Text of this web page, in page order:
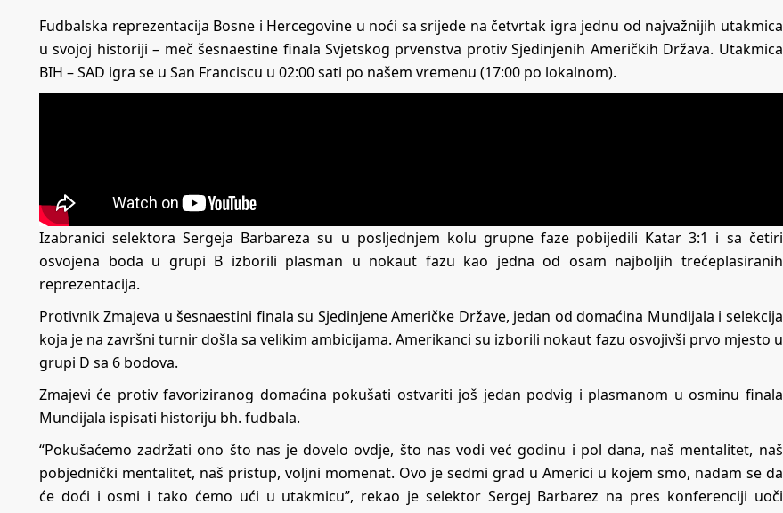
Fudbalska reprezentacija Bosne i Hercegovine u noći sa srijede na četvrtak igra jednu od najvažnijih utakmica
u svojoj historiji – meč šesnaestine finala Svjetskog prvenstva protiv Sjedinjenih Američkih Država. Utakmica
BIH – SAD igra se u San Franciscu u 02:00 sati po našem vremenu (17:00 po lokalnom).
Izabranici selektora Sergeja Barbareza su u posljednjem kolu grupne faze pobijedili Katar 3:1 i sa četiri
osvojena boda u grupi B izborili plasman u nokaut fazu kao jedna od osam najboljih trećeplasiranih
reprezentacija.
Protivnik Zmajeva u šesnaestini finala su Sjedinjene Američke Države, jedan od domaćina Mundijala i selekcija
koja je na završni turnir došla sa velikim ambicijama. Amerikanci su izborili nokaut fazu osvojivši prvo mjesto u
grupi D sa 6 bodova.
Zmajevi će protiv favoriziranog domaćina pokušati ostvariti još jedan podvig i plasmanom u osminu finala
Mundijala ispisati historiju bh. fudbala.
“Pokušaćemo zadržati ono što nas je dovelo ovdje, što nas vodi već godinu i pol dana, naš mentalitet, naš
pobjednički mentalitet, naš pristup, voljni momenat. Ovo je sedmi grad u Americi u kojem smo, nadam se da
će doći i osmi i tako ćemo ući u utakmicu”, rekao je selektor Sergej Barbarez na pres konferenciji uoči